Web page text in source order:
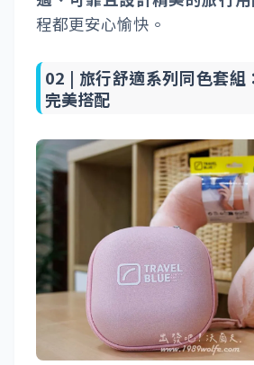
程都更安心愉快。
02 | 旅行舒適系列同色套組
完美搭配